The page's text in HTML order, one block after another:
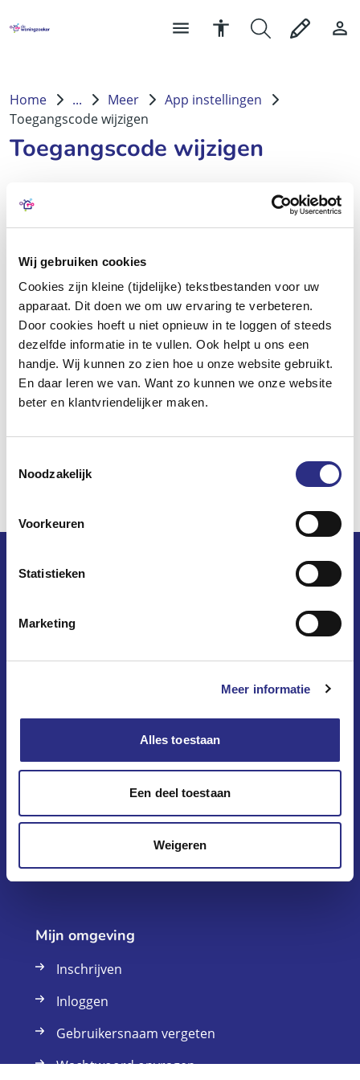
Wij gebruiken cookies
Cookies zijn kleine (tijdelijke) tekstbestanden voor uw
apparaat. Dit doen we om uw ervaring te verbeteren.
Door cookies hoeft u niet opnieuw in te loggen of steeds
dezelfde informatie in te vullen. Ook helpt u ons een
handje. Wij kunnen zo zien hoe u onze website gebruikt.
En daar leren we van. Want zo kunnen we onze website
beter en klantvriendelijker maken.
Noodzakelijk
Voorkeuren
Statistieken
Marketing
Meer informatie
Alles toestaan
Een deel toestaan
Weigeren
Home ... Meer
App instellingen
Toegangscode wijzigen
Toegangscode wijzigen
Op dewoningzoeker.nl vindt u het woningaanbod van 8
in 10 gemeenten in West-Overijssel.
Vraag en antwoord
Onlangs verhuurd
Mijn omgeving
Inschrijven
Inloggen
Gebruikersnaam vergeten
Wachtwoord opvragen